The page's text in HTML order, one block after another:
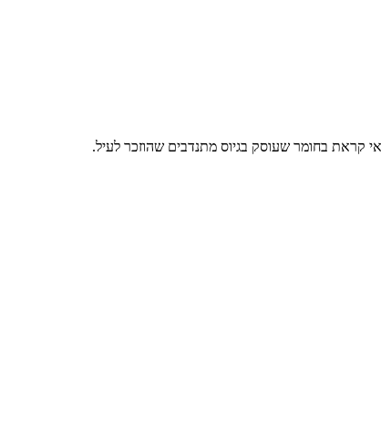
קראת בחומר שעוסק בגיוס מתנדבים שהוזכר לעיל.